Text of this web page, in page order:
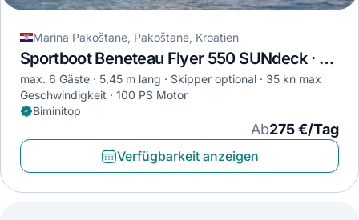
Marina Pakoštane, Pakoštane, Kroatien
Sportboot Beneteau Flyer 550 SUNdeck · 2014
max. 6 Gäste 5,45 m lang Skipper optional
35 kn max
Geschwindigkeit
100 PS Motor
Biminitop
Ab275 €/Tag
Verfügbarkeit anzeigen